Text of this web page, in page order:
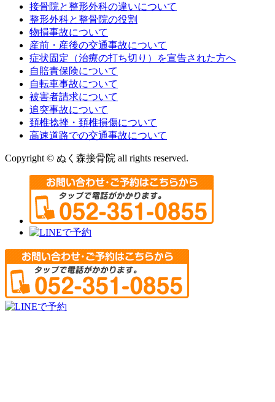
接骨院と整形外科の違いについて
整形外科と整骨院の役割
物損事故について
産前・産後の交通事故について
症状固定（治療の打ち切り）を宣告された方へ
自賠責保険について
自転車事故について
被害者請求について
追突事故について
頚椎捻挫・頚椎損傷について
高速道路での交通事故について
Copyright © ぬく森接骨院 all rights reserved.